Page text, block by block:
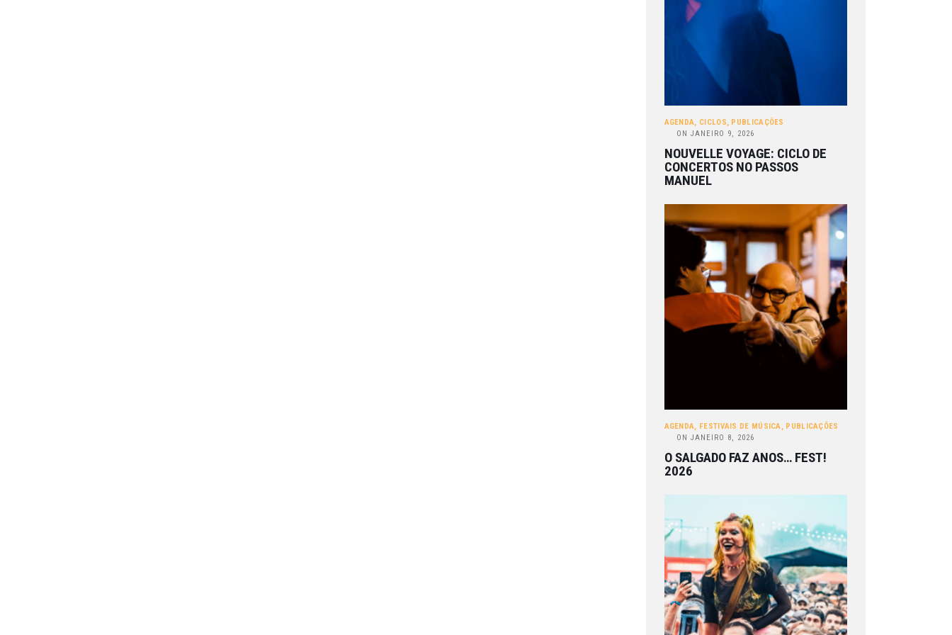
AGENDA, CICLOS, PUBLICAÇÕES
ON JANEIRO 9, 2026
NOUVELLE VOYAGE: CICLO DE
CONCERTOS NO PASSOS
MANUEL
AGENDA, FESTIVAIS DE MÚSICA, PUBLICAÇÕES
ON JANEIRO 8, 2026
O SALGADO FAZ ANOS… FEST!
2026